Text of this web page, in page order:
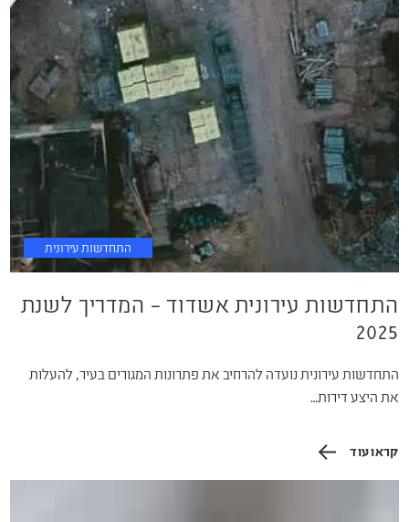
התחדשות עירונית
התחדשות עירונית אשדוד – המדריך לשנת
2025
התחדשות עירונית נועדה להרחיב את פתרונות המגורים בעיר, להעלות
את היצע דירות…
קראו עוד